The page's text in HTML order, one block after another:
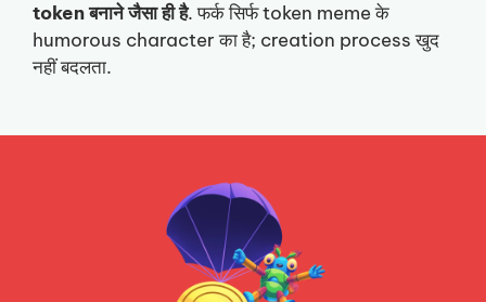
token बनाने जैसा ही है. फर्क सिर्फ token meme के
humorous character का है; creation process खुद
नहीं बदलता.